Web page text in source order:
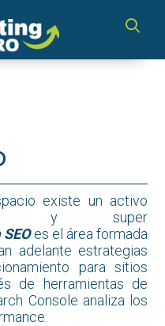
existe un activo
y super
es el área formada
adelante estrategias
para sitios
de herramientas de
Console analiza los